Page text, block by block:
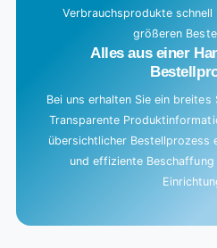
Verbrauchsprodukte schnell
größeren
Alles aus einer
Bei uns erhalten Sie ein breites
Transparente
übersichtlicher Bestellprozess
und effiziente